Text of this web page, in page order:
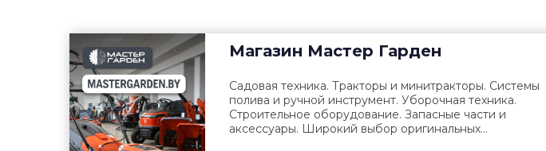
Магазин Мастер Гарден
Садовая техника. Тракторы и минитракторы. Системы
полива и ручной инструмент. Уборочная техника.
Строительное оборудование. Запасные части и
аксессуары. Широкий выбор оригинальных...